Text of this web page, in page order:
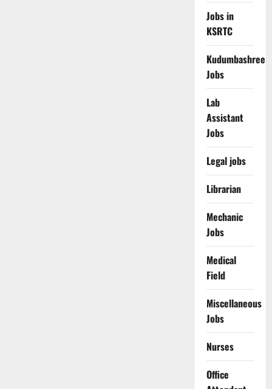
Jobs in
KSRTC
Kudumbashree
Jobs
Lab
Assistant
Jobs
Legal jobs
Librarian
Mechanic
Jobs
Medical
Field
Miscellaneous
Jobs
Nurses
Office